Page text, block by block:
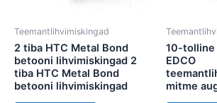
Teemantlihvimiskingad
2 tiba HTC Metal Bond
betooni lihvimiskingad 2
tiba HTC Metal Bond
betooni lihvimiskingad
10-
EDCO
mitme